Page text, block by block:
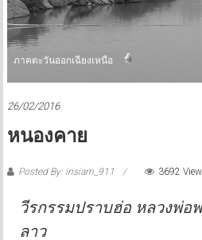
ภาคตะวันออกเฉียงเหนือ
26/02/2016
หนองคาย
Posted By: insiam_911 3692
วีรกรรมปราบฮ่อ หลวงพ่อ
ลาว